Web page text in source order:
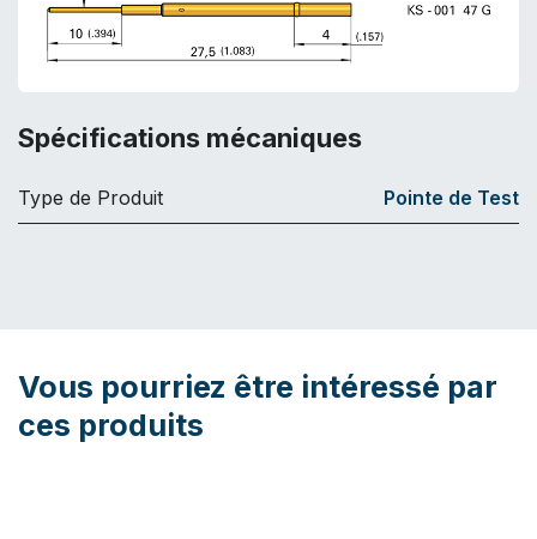
Spécifications mécaniques
Type de Produit Pointe de Test
Vous pourriez être intéressé par
ces produits